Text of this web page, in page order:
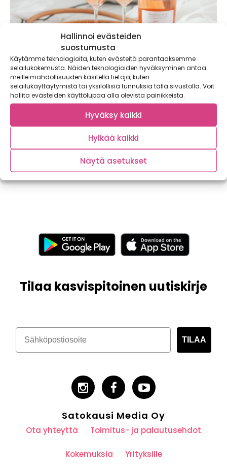
Hallinnoi evästeiden
suostumusta
Käytämme teknologioita, kuten evästeitä parantaaksemme
selailukokemusta. Näiden teknologioiden hyväksyminen antaa
meille mahdollisuuden käsitellä tietoja, kuten
selailukäyttäytymistä tai yksilöllisiä tunnuksia tällä sivustolla. Voit
hallita evästeiden käyttölupaa alla olevista painikkeista.
Hyväksy kaikki
Hylkää kaikki
Näytä asetukset
Eggs Florentine -bagelit kruunaavat kesäisen
kuohuviinibrunssin
Kaupallinen yhteistyö: Winestate Kuuma kesäpäivä, puiden
varjoon levitetty värikäs viltti, kori täynnä hyvää...
Tilaa kasvispitoinen uutiskirje
TILAA
Satokausi Media Oy
Ota yhteyttä Toimitus- ja palautusehdot
Kokemuksia Yrityksille